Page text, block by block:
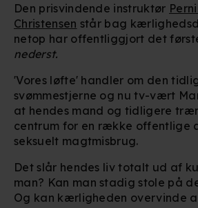
Den prisvindende instruktør
Christensen står bag
netop har offentliggjort det
nederst.
'Vores løfte' handler om den
svømmestjerne og nu tv-vært
at hendes mand og tidligere
centrum for en række offentlige
seksuelt magtmisbrug.
Det slår hendes liv totalt ud af
man? Kan man stadig stole på
Og kan kærligheden overvinde